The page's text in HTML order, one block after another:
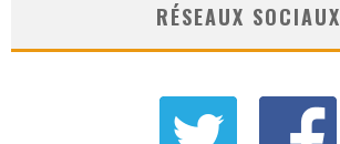
RÉSEAUX SOCIAUX